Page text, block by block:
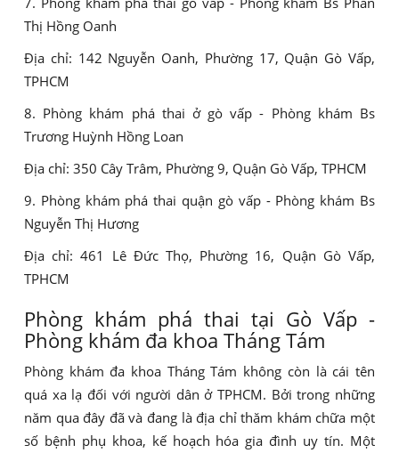
Thị Hồng Oanh
Địa chỉ: 142 Nguyễn Oanh, Phường 17, Quận Gò Vấp,
TPHCM
8. Phòng khám phá thai ở gò vấp - Phòng khám Bs
Trương Huỳnh Hồng Loan
Địa chỉ: 350 Cây Trâm, Phường 9, Quận Gò Vấp, TPHCM
9. Phòng khám phá thai quận gò vấp - Phòng khám Bs
Nguyễn Thị Hương
Địa chỉ: 461 Lê Đức Thọ, Phường 16, Quận Gò Vấp,
TPHCM
Phòng khám phá thai tại Gò Vấp -
Phòng khám đa khoa Tháng Tám
Phòng khám đa khoa Tháng Tám không còn là cái tên
quá xa lạ đối với người dân ở TPHCM. Bởi trong những
năm qua đây đã và đang là địa chỉ thăm khám chữa một
số bệnh phụ khoa, kế hoạch hóa gia đình uy tín. Một